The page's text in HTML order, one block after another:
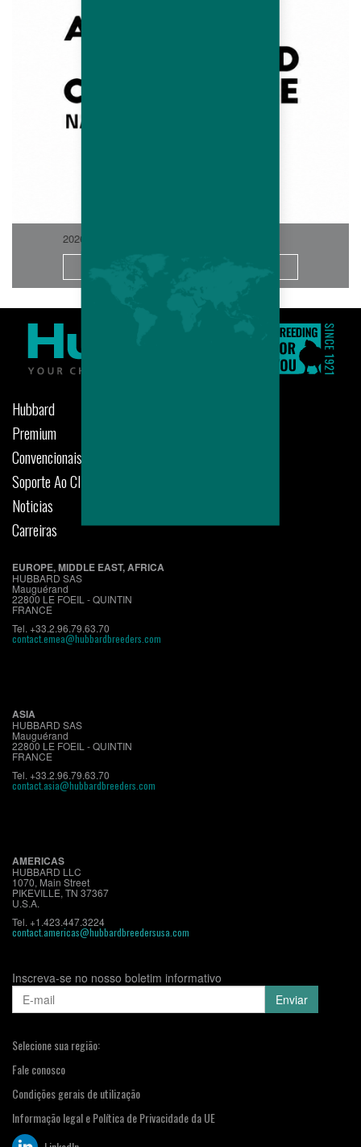
2026-06
Hubbard
Premium
Convencionais
Soporte Ao Cliente
Noticias
Carreiras
EUROPE, MIDDLE EAST, AFRICA
HUBBARD SAS
Mauguérand
22800 LE FOEIL - QUINTIN
FRANCE
Tel. +33.2.96.79.63.70
contact.emea@hubbardbreeders.com
ASIA
HUBBARD SAS
Mauguérand
22800 LE FOEIL - QUINTIN
FRANCE
Tel. +33.2.96.79.63.70
contact.asia@hubbardbreeders.com
AMERICAS
HUBBARD LLC
1070, Main Street
PIKEVILLE, TN 37367
U.S.A.
Tel. +1.423.447.3224
contact.americas@hubbardbreedersusa.com
Inscreva-se no nosso boletim informativo
Selecione sua região:
Fale conosco
Condições gerais de utilização
Informação legal e Política de Privacidade da UE